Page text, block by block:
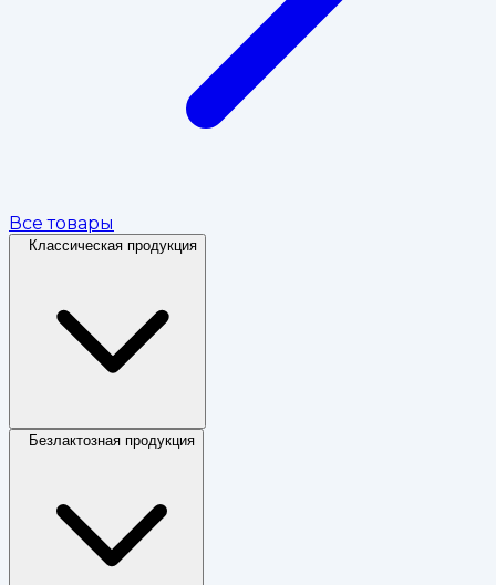
Все товары
Классическая продукция
Безлактозная продукция